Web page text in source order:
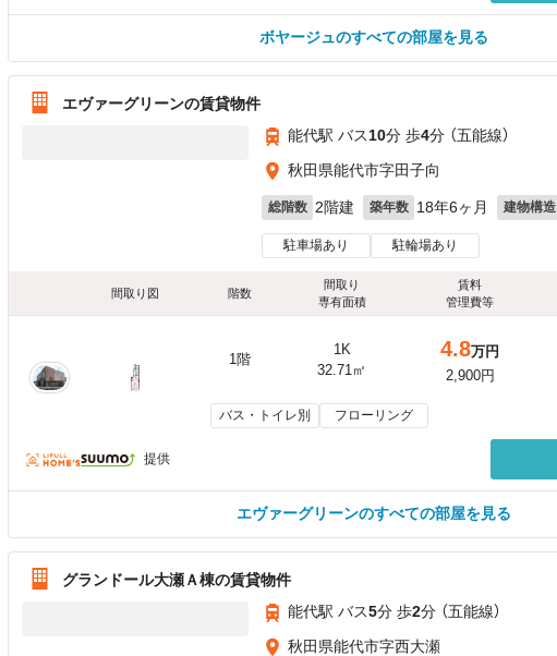
ボヤージュのすべての部屋を見る
エヴァーグリーンの賃貸物件
能代駅 バス10分 歩4分 （五能線）
秋田県能代市字田子向
総階数 2階建 築年数 18年6ヶ月 建物構造
駐車場あり 駐輪場あり
間取り図 階数
間取り
専有面積
賃料
管理費等
1階
1K
32.71㎡
4.8万円
2,900円
バス・トイレ別 フローリング
提供
エヴァーグリーンのすべての部屋を見る
グランドール大瀬Ａ棟の賃貸物件
能代駅 バス5分 歩2分 （五能線）
秋田県能代市字西大瀬